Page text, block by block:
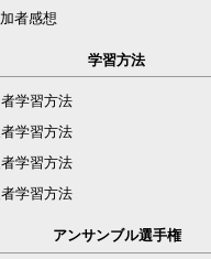
者感想
学習方法
学習方法
学習方法
学習方法
学習方法
アンサンブル選手権